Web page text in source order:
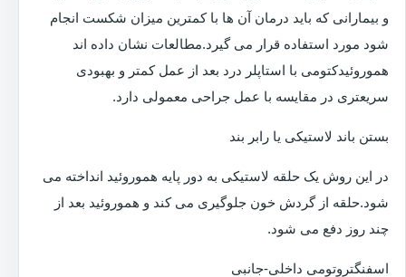
و بیمارانی که باید درمان آن ها با کمترین میزان شکست انجام
شود مورد استفاده قرار می گیرد.مطالعات نشان داده اند
هموروئیدکتومی با استاپلر درد بعد از عمل کمتر و بهبودی
سریعتری در مقایسه با عمل جراحی معمولی دارد.
بستن باند لاستیکی یا رابر بند
در این روش یک حلقه لاستیکی به دور پایه هموروئید انداخته می
شود.حلقه از گردش خون جلوگیری می کند و هموروئید بعد از
چند روز دفع می شود.
اسفنگتروتومی داخلی-جانبی